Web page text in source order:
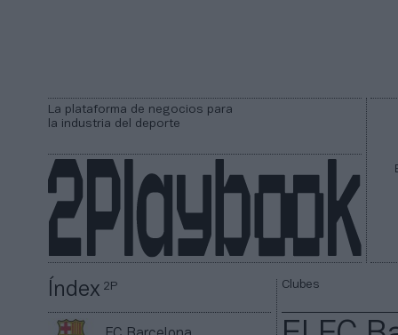
La plataforma de negocios para
la industria del deporte
Índex2P Clubes